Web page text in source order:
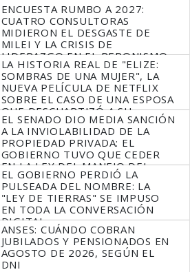
ENCUESTA RUMBO A 2027:
CUATRO CONSULTORAS
MIDIERON EL DESGASTE DE
MILEI Y LA CRISIS DE
LIDERAZGO EN EL PERONISMO
LA HISTORIA REAL DE "ELIZE:
SOMBRAS DE UNA MUJER", LA
NUEVA PELÍCULA DE NETFLIX
SOBRE EL CASO DE UNA ESPOSA
QUE DESCUARTIZÓ A SU
MARIDO
EL SENADO DIO MEDIA SANCIÓN
A LA INVIOLABILIDAD DE LA
PROPIEDAD PRIVADA: EL
GOBIERNO TUVO QUE CEDER
EN LA LEY DEL MANEJO DEL
FUEGO
EL GOBIERNO PERDIÓ LA
PULSEADA DEL NOMBRE: LA
"LEY DE TIERRAS" SE IMPUSO
EN TODA LA CONVERSACIÓN
DIGITAL
ANSES: CUÁNDO COBRAN
JUBILADOS Y PENSIONADOS EN
AGOSTO DE 2026, SEGÚN EL
DNI